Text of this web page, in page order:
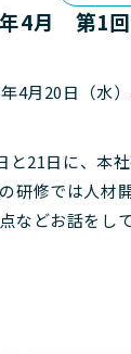
4月 第1回
4月20日（水
と21日に、本
研修では人材
などお話をし